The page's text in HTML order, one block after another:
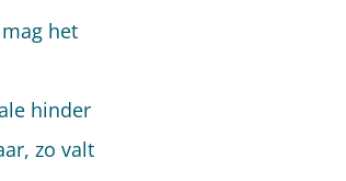
het
hinder
zo valt